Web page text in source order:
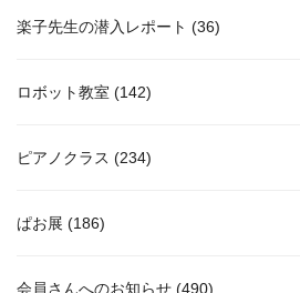
楽子先生の潜入レポート (36)
ロボット教室 (142)
ピアノクラス (234)
ぱお展 (186)
会員さんへのお知らせ (490)